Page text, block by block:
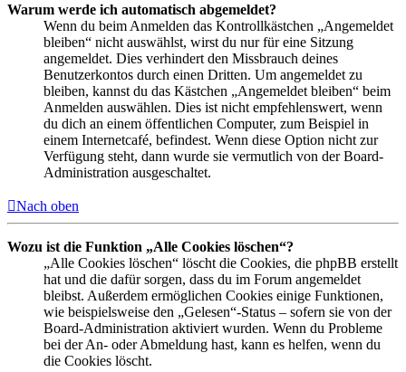
Warum werde ich automatisch abgemeldet?
Wenn du beim Anmelden das Kontrollkästchen „Angemeldet
bleiben“ nicht auswählst, wirst du nur für eine Sitzung
angemeldet. Dies verhindert den Missbrauch deines
Benutzerkontos durch einen Dritten. Um angemeldet zu
bleiben, kannst du das Kästchen „Angemeldet bleiben“ beim
Anmelden auswählen. Dies ist nicht empfehlenswert, wenn
du dich an einem öffentlichen Computer, zum Beispiel in
einem Internetcafé, befindest. Wenn diese Option nicht zur
Verfügung steht, dann wurde sie vermutlich von der Board-
Administration ausgeschaltet.
Nach oben
Wozu ist die Funktion „Alle Cookies löschen“?
„Alle Cookies löschen“ löscht die Cookies, die phpBB erstellt
hat und die dafür sorgen, dass du im Forum angemeldet
bleibst. Außerdem ermöglichen Cookies einige Funktionen,
wie beispielsweise den „Gelesen“-Status – sofern sie von der
Board-Administration aktiviert wurden. Wenn du Probleme
bei der An- oder Abmeldung hast, kann es helfen, wenn du
die Cookies löscht.